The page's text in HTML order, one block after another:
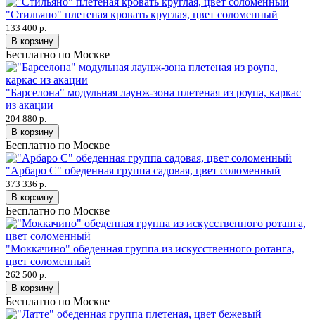
"Стильяно" плетеная кровать круглая, цвет соломенный
133 400 р.
В корзину
Бесплатно по Москве
"Барселона" модульная лаунж-зона плетеная из роупа, каркас
из акации
204 880 р.
В корзину
Бесплатно по Москве
"Арбаро С" обеденная группа садовая, цвет соломенный
373 336 р.
В корзину
Бесплатно по Москве
"Моккачино" обеденная группа из искусственного ротанга,
цвет соломенный
262 500 р.
В корзину
Бесплатно по Москве